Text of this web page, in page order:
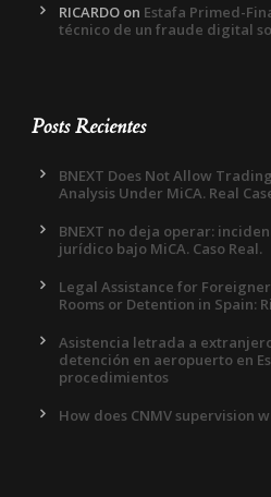
RICARDO on Estafa Primed-
técnico de un fraude digital
Posts Recientes
BNEXT Does Not Allow
Analysis Under MiCA. Real
BNEXT no deja operar:
jurídico bajo MiCA. Caso Real.
Legal Assistance for
Rooms or Detention in Spain:
Asistencia letrada a
detención en aeropuerto en
procedimientos
How does CNMV supervision